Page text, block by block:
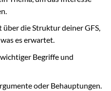
die Struktur deiner GFS,
es erwartet.
Begriffe und
oder Behauptungen.